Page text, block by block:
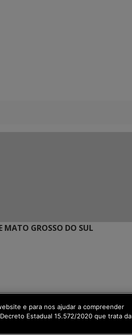
MATO GROSSO DO SUL
Digital
e para nos ajudar a compreender
Estadual 15.572/2020 que trata da